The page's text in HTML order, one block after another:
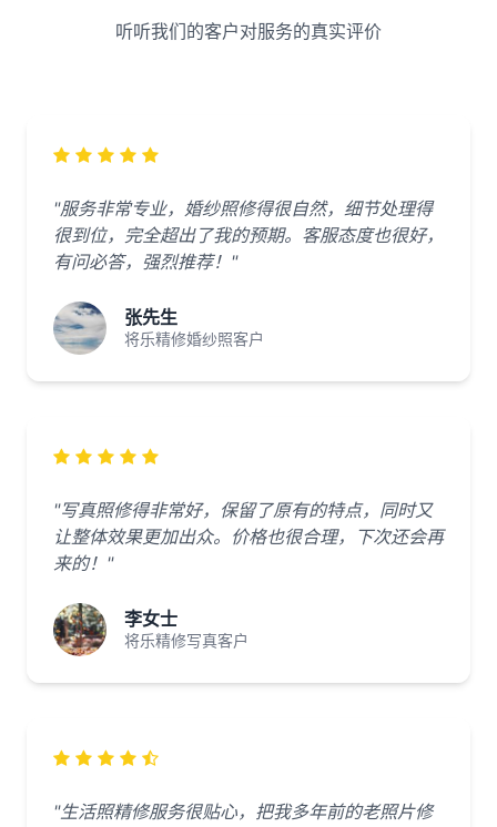
听听我们的客户对服务的真实评价
"服务非常专业，婚纱照修得很自然，细节处理得
很到位，完全超出了我的预期。客服态度也很好，
有问必答，强烈推荐！"
张先生
将乐精修婚纱照客户
"写真照修得非常好，保留了原有的特点，同时又
让整体效果更加出众。价格也很合理，下次还会再
来的！"
李女士
将乐精修写真客户
"生活照精修服务很贴心，把我多年前的老照片修